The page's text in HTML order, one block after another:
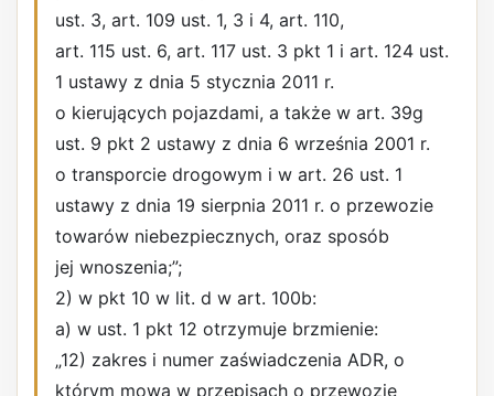
ust. 3, art. 109 ust. 1, 3 i 4, art. 110,
art. 115 ust. 6, art. 117 ust. 3 pkt 1 i art. 124 ust.
1 ustawy z dnia 5 stycznia 2011 r.
o kierujących pojazdami, a także w art. 39g
ust. 9 pkt 2 ustawy z dnia 6 września 2001 r.
o transporcie drogowym i w art. 26 ust. 1
ustawy z dnia 19 sierpnia 2011 r. o przewozie
towarów niebezpiecznych, oraz sposób
jej wnoszenia;”;
2) w pkt 10 w lit. d w art. 100b:
a) w ust. 1 pkt 12 otrzymuje brzmienie:
„12) zakres i numer zaświadczenia ADR, o
którym mowa w przepisach o przewozie